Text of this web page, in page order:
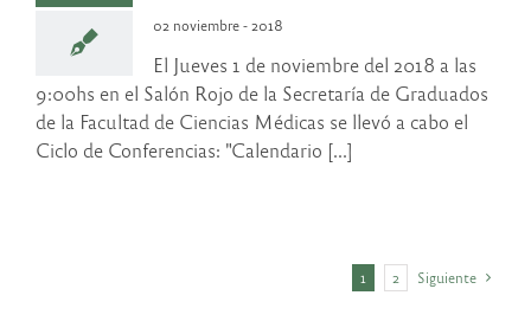
02 noviembre - 2018
El Jueves 1 de noviembre del 2018 a las
9:00hs en el Salón Rojo de la Secretaría de Graduados
de la Facultad de Ciencias Médicas se llevó a cabo el
Ciclo de Conferencias: "Calendario [...]
1 2 Siguiente